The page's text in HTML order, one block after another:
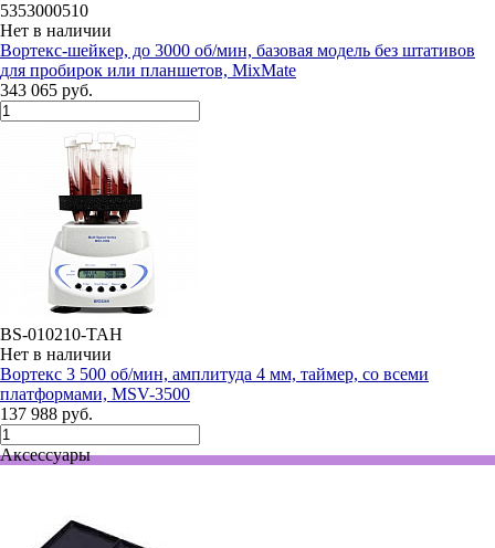
5353000510
Нет в наличии
Вортекс-шейкер, до 3000 об/мин, базовая модель без штативов
для пробирок или планшетов, MixMate
343 065 руб.
BS-010210-TAH
Нет в наличии
Вортекс 3 500 об/мин, амплитуда 4 мм, таймер, со всеми
платформами, MSV-3500
137 988 руб.
Аксессуары